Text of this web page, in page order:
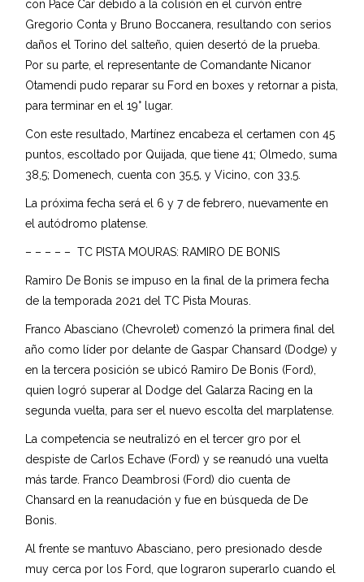
con Pace Car debido a la colisión en el curvón entre
Gregorio Conta y Bruno Boccanera, resultando con serios
daños el Torino del salteño, quien desertó de la prueba.
Por su parte, el representante de Comandante Nicanor
Otamendi pudo reparar su Ford en boxes y retornar a pista,
para terminar en el 19° lugar.
Con este resultado, Martínez encabeza el certamen con 45
puntos, escoltado por Quijada, que tiene 41; Olmedo, suma
38,5; Domenech, cuenta con 35,5, y Vicino, con 33,5.
La próxima fecha será el 6 y 7 de febrero, nuevamente en
el autódromo platense.
– – – – – TC PISTA MOURAS: RAMIRO DE BONIS
Ramiro De Bonis se impuso en la final de la primera fecha
de la temporada 2021 del TC Pista Mouras.
Franco Abasciano (Chevrolet) comenzó la primera final del
año como líder por delante de Gaspar Chansard (Dodge) y
en la tercera posición se ubicó Ramiro De Bonis (Ford),
quien logró superar al Dodge del Galarza Racing en la
segunda vuelta, para ser el nuevo escolta del marplatense.
La competencia se neutralizó en el tercer gro por el
despiste de Carlos Echave (Ford) y se reanudó una vuelta
más tarde. Franco Deambrosi (Ford) dio cuenta de
Chansard en la reanudación y fue en búsqueda de De
Bonis.
Al frente se mantuvo Abasciano, pero presionado desde
muy cerca por los Ford, que lograron superarlo cuando el